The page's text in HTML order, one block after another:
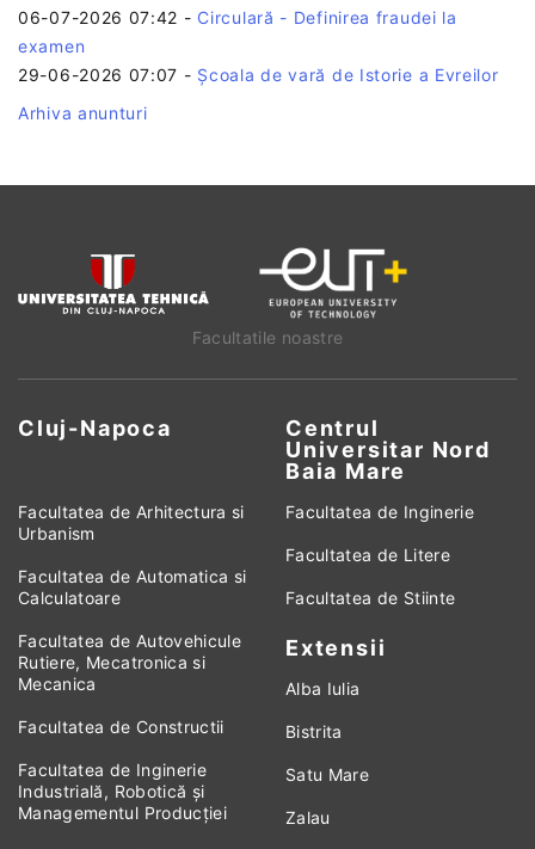
06-07-2026 07:42 - Circulară - Definirea fraudei la
examen
29-06-2026 07:07 - Școala de vară de Istorie a Evreilor
Arhiva anunturi
Facultatile noastre
Cluj-Napoca
Centrul
Universitar Nord
Baia Mare
Facultatea de Arhitectura si
Urbanism
Facultatea de Automatica si
Calculatoare
Facultatea de Autovehicule
Rutiere, Mecatronica si
Mecanica
Facultatea de Constructii
Facultatea de Inginerie
Industrială, Robotică și
Managementul Producției
Facultatea de Inginerie
Facultatea de Litere
Facultatea de Stiinte
Extensii
Alba Iulia
Bistrita
Satu Mare
Zalau